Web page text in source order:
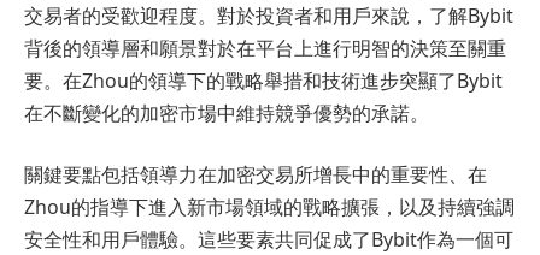
交易者的受歡迎程度。對於投資者和用戶來說，了解Bybit
背後的領導層和願景對於在平台上進行明智的決策至關重
要。在Zhou的領導下的戰略舉措和技術進步突顯了Bybit
在不斷變化的加密市場中維持競爭優勢的承諾。
關鍵要點包括領導力在加密交易所增長中的重要性、在
Zhou的指導下進入新市場領域的戰略擴張，以及持續強調
安全性和用戶體驗。這些要素共同促成了Bybit作為一個可